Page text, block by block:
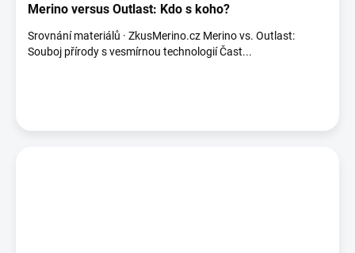
Merino versus Outlast: Kdo s koho?
Srovnání materiálů · ZkusMerino.cz Merino vs. Outlast:
Souboj přírody s vesmírnou technologií Čast...